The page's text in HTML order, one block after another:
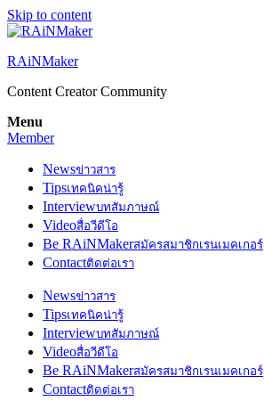
Skip to content
RAiNMaker
Content Creator Community
Menu
Member
Newsข่าวสาร
Tipsเทคนิคน่ารู้
Interviewบทสัมภาษณ์
Videoสื่อวีดีโอ
Be RAiNMakerสมัครสมาชิกเรนเมคเกอร์
Contactติดต่อเรา
Newsข่าวสาร
Tipsเทคนิคน่ารู้
Interviewบทสัมภาษณ์
Videoสื่อวีดีโอ
Be RAiNMakerสมัครสมาชิกเรนเมคเกอร์
Contactติดต่อเรา